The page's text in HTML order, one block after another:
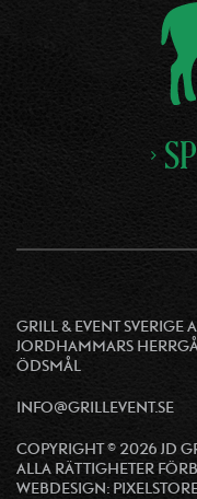
>
GRILL & EVENT SVERIGE
JORDHAMMARS
ÖDSMÅL
INFO@GRILLEVENT.SE
COPYRIGHT © 2026 JD
ALLA RÄTTIGHETER
WEBDESIGN: